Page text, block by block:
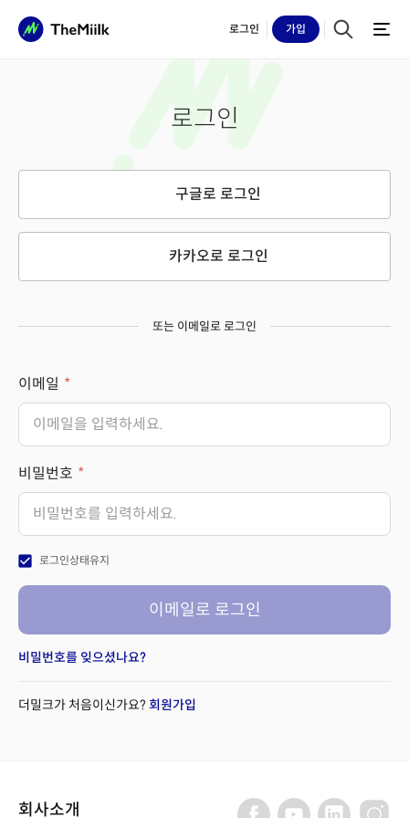
로그인 가입
로그인
구글로 로그인
카카오로 로그인
또는 이메일로 로그인
이메일
비밀번호
check_box 로그인상태유지
이메일로 로그인
비밀번호를 잊으셨나요?
더밀크가 처음이신가요? 회원가입
회사소개